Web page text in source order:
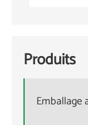
Produits
Emballage